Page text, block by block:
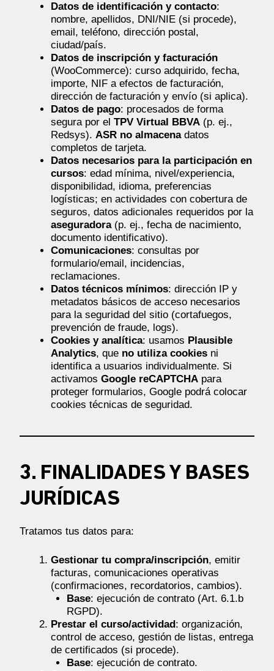
Datos de identificación y contacto:
nombre, apellidos, DNI/NIE (si procede),
email, teléfono, dirección postal,
ciudad/país.
Datos de inscripción y facturación
(WooCommerce): curso adquirido, fecha,
importe, NIF a efectos de facturación,
dirección de facturación y envío (si aplica).
Datos de pago: procesados de forma
segura por el TPV Virtual BBVA (p. ej.,
Redsys). ASR no almacenadatos
completos de tarjeta.
Datos necesarios para la participación en
cursos: edad mínima, nivel/experiencia,
disponibilidad, idioma, preferencias
logísticas; en actividades con cobertura de
seguros, datos adicionales requeridos por la
aseguradora(p. ej., fecha de nacimiento,
documento identificativo).
Comunicaciones: consultas por
formulario/email, incidencias,
reclamaciones.
Datos técnicos mínimos: dirección IP y
metadatos básicos de acceso necesarios
para la seguridad del sitio (cortafuegos,
prevención de fraude, logs).
Cookies y analítica: usamos Plausible
Analytics, que no utiliza cookies ni
identifica a usuarios individualmente. Si
activamos Google reCAPTCHA para
proteger formularios, Google podrá colocar
cookies técnicas de seguridad.
3. FINALIDADES Y BASES
JURÍDICAS
Tratamos tus datos para:
Gestionar tu compra/inscripción, emitir
facturas, comunicaciones operativas
(confirmaciones, recordatorios, cambios).
Base: ejecución de contrato (Art. 6.1.b
RGPD).
Prestar el curso/actividad: organización,
control de acceso, gestión de listas, entrega
de certificados (si procede).
Base: ejecución de contrato.